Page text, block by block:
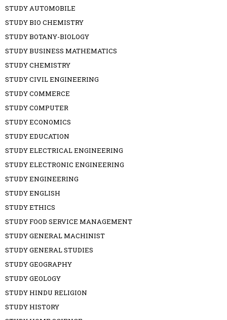
STUDY AUTOMOBILE
STUDY BIO CHEMISTRY
STUDY BOTANY-BIOLOGY
STUDY BUSINESS MATHEMATICS
STUDY CHEMISTRY
STUDY CIVIL ENGINEERING
STUDY COMMERCE
STUDY COMPUTER
STUDY ECONOMICS
STUDY EDUCATION
STUDY ELECTRICAL ENGINEERING
STUDY ELECTRONIC ENGINEERING
STUDY ENGINEERING
STUDY ENGLISH
STUDY ETHICS
STUDY FOOD SERVICE MANAGEMENT
STUDY GENERAL MACHINIST
STUDY GENERAL STUDIES
STUDY GEOGRAPHY
STUDY GEOLOGY
STUDY HINDU RELIGION
STUDY HISTORY